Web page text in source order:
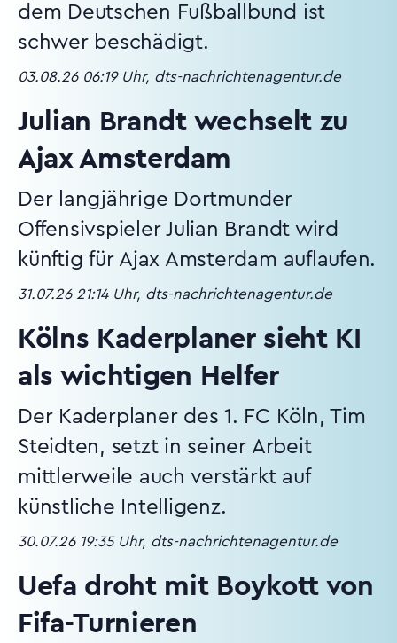
dem Deutschen Fußballbund ist
schwer beschädigt.
03.08.26 06:19 Uhr, dts-nachrichtenagentur.de
Julian Brandt wechselt zu
Ajax Amsterdam
Der langjährige Dortmunder
Offensivspieler Julian Brandt wird
künftig für Ajax Amsterdam auflaufen.
31.07.26 21:14 Uhr, dts-nachrichtenagentur.de
Kölns Kaderplaner sieht KI
als wichtigen Helfer
Der Kaderplaner des 1. FC Köln, Tim
Steidten, setzt in seiner Arbeit
mittlerweile auch verstärkt auf
künstliche Intelligenz.
30.07.26 19:35 Uhr, dts-nachrichtenagentur.de
Uefa droht mit Boykott von
Fifa-Turnieren